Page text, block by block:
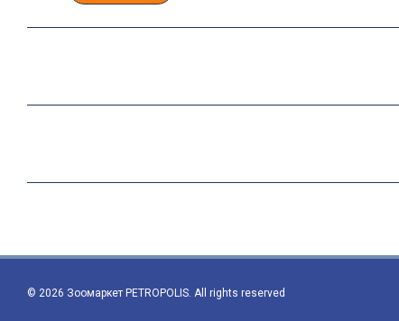
© 2026 Зоомаркет PETROPOLIS. All rights reserved